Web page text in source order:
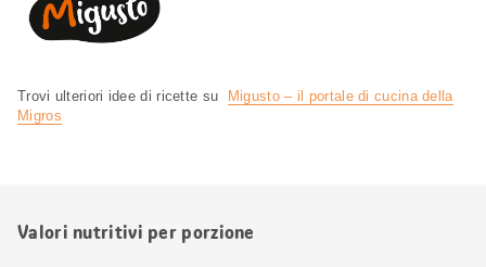
Trovi ulteriori idee di ricette su
Migusto – il portale di cucina della
Migros
Valori nutritivi per porzione